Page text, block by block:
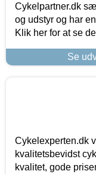
Cykelpartner.dk
og udstyr og har
Klik her for at se
Se
Cykelexperten.dk
kvalitetsbevidst
kvalitet, gode